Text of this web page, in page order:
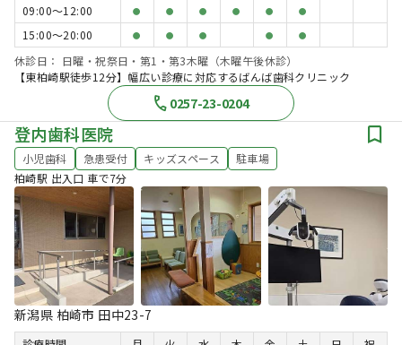
09:00〜12:00
● ● ● ● ● ●
15:00〜20:00 ● ● ● ● ●
休診日： 日曜・祝祭日・第1・第3木曜（木曜午後休診）
【東柏崎駅徒歩12分】幅広い診療に対応するばんば歯科クリニック
0257-23-0204
登内歯科医院
小児歯科 急患受付 キッズスペース
駐車場
柏崎駅 出入口 車で7分
新潟県 柏崎市 田中23-7